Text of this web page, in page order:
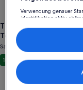
Informationen
zum
Gallery
Carousel
The Attic: Sandusky’s
Team Stay
Sandusky
10 Außergewöhnlich
Angebot für The Attic:
Verwendung genauer
Identifikation aktiv
Inhalte, Messung von
Zielgruppenforschung
Liste der Partner